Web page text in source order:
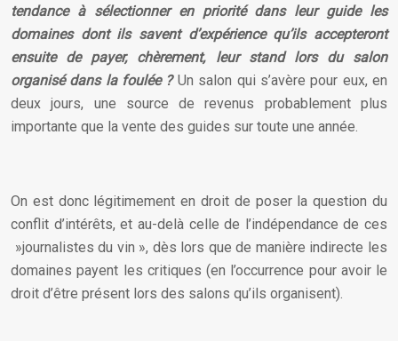
tendance à sélectionner en priorité dans leur guide les
domaines dont ils savent d’expérience qu’ils accepteront
ensuite de payer, chèrement, leur stand lors du salon
organisé dans la foulée ?Un salon qui s’avère pour eux, en
deux jours, une source de revenus probablement plus
importante que la vente des guides sur toute une année.
On est donc légitimement en droit de poser la question du
conflit d’intérêts, et au-delà celle de l’indépendance de ces
»journalistes du vin », dès lors que de manière indirecte les
domaines payent les critiques (en l’occurrence pour avoir le
droit d’être présent lors des salons qu’ils organisent).